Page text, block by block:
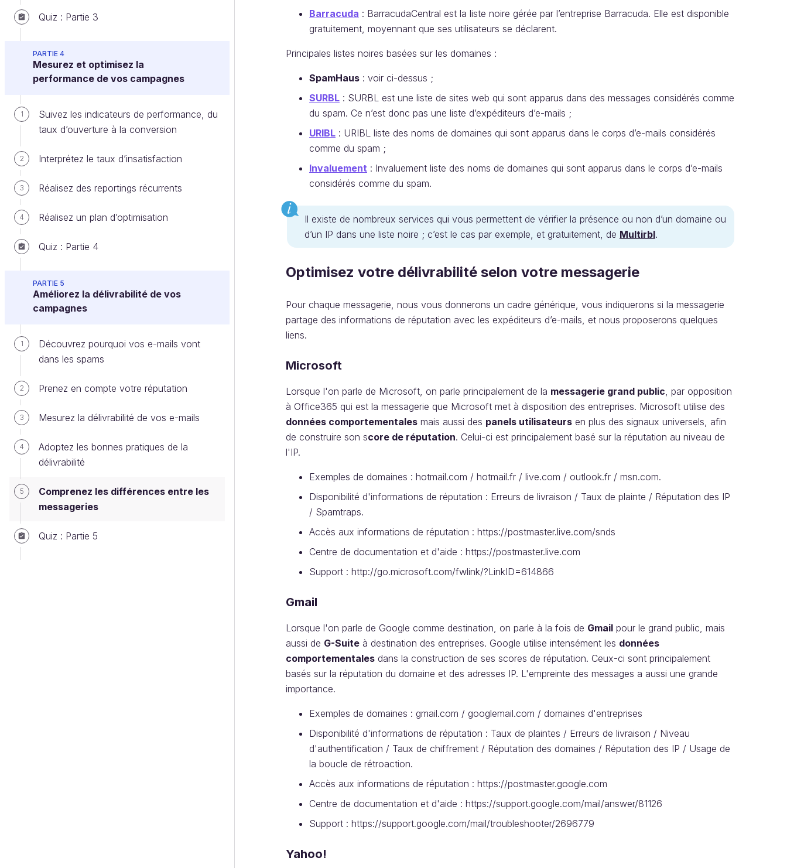
Quiz : Partie 3
PARTIE 4
Mesurez et optimisez la
performance de vos campagnes
1
Suivez les indicateurs de performance, du
taux d’ouverture à la conversion
2 Interprétez le taux d’insatisfaction
3 Réalisez des reportings récurrents
4 Réalisez un plan d’optimisation
Quiz : Partie 4
PARTIE 5
Améliorez la délivrabilité de vos
campagnes
1
Découvrez pourquoi vos e-mails vont
dans les spams
2 Prenez en compte votre réputation
3 Mesurez la délivrabilité de vos e-mails
4
Adoptez les bonnes pratiques de la
délivrabilité
5
Comprenez les différences entre les
messageries
Quiz : Partie 5
Barracuda : BarracudaCentral est la liste noire gérée par l’entreprise Barracuda. Elle est disponible
gratuitement, moyennant que ses utilisateurs se déclarent.
Principales listes noires basées sur les domaines :
SpamHaus : voir ci-dessus ;
SURBL : SURBL est une liste de sites web qui sont apparus dans des messages considérés comme
du spam. Ce n’est donc pas une liste d’expéditeurs d’e-mails ;
URIBL : URIBL liste des noms de domaines qui sont apparus dans le corps d’e-mails considérés
comme du spam ;
Invaluement : Invaluement liste des noms de domaines qui sont apparus dans le corps d’e-mails
considérés comme du spam.
Il existe de nombreux services qui vous permettent de vérifier la présence ou non d’un domaine ou
d’un IP dans une liste noire ; c’est le cas par exemple, et gratuitement, de Multirbl.
Optimisez votre délivrabilité selon votre messagerie
Pour chaque messagerie, nous vous donnerons un cadre générique, vous indiquerons si la messagerie
partage des informations de réputation avec les expéditeurs d’e-mails, et nous proposerons quelques
liens.
Microsoft
Lorsque l'on parle de Microsoft, on parle principalement de la messagerie grand public, par opposition
à Office365 qui est la messagerie que Microsoft met à disposition des entreprises. Microsoft utilise des
données comportementales mais aussi des panels utilisateurs en plus des signaux universels, afin
de construire son score de réputation. Celui-ci est principalement basé sur la réputation au niveau de
l'IP.
Exemples de domaines : hotmail.com / hotmail.fr / live.com / outlook.fr / msn.com.
Disponibilité d'informations de réputation : Erreurs de livraison / Taux de plainte / Réputation des IP
/ Spamtraps.
Accès aux informations de réputation : https://postmaster.live.com/snds
Centre de documentation et d'aide : https://postmaster.live.com
Support : http://go.microsoft.com/fwlink/?LinkID=614866
Gmail
Lorsque l'on parle de Google comme destination, on parle à la fois de Gmail pour le grand public, mais
aussi de G-Suite à destination des entreprises. Google utilise intensément les données
comportementales dans la construction de ses scores de réputation. Ceux-ci sont principalement
basés sur la réputation du domaine et des adresses IP. L'empreinte des messages a aussi une grande
importance.
Exemples de domaines : gmail.com / googlemail.com / domaines d'entreprises
Disponibilité d'informations de réputation : Taux de plaintes / Erreurs de livraison / Niveau
d'authentification / Taux de chiffrement / Réputation des domaines / Réputation des IP / Usage de
la boucle de rétroaction.
Accès aux informations de réputation : https://postmaster.google.com
Centre de documentation et d'aide : https://support.google.com/mail/answer/81126
Support : https://support.google.com/mail/troubleshooter/2696779
Yahoo!